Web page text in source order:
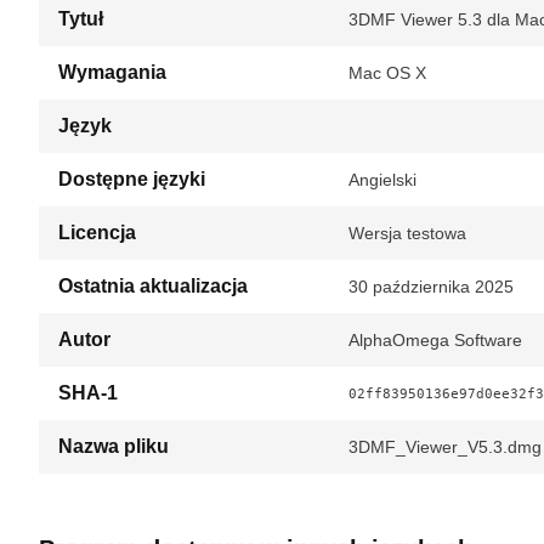
Tytuł 3DMF Viewer 5.3 dla
Wymagania Mac OS X
Język
Dostępne języki Angielski
Licencja Wersja testowa
Ostatnia aktualizacja 30 października 2025
Autor AlphaOmega Software
SHA-1
Nazwa pliku 3DMF_Viewer_V5.3.dmg